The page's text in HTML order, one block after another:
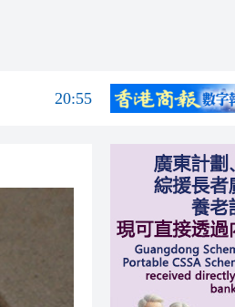
20:55